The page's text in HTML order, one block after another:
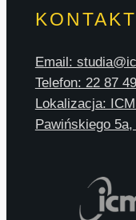
KONTAKT
Email:
Telefon: 22 87
Lokalizacja:
Pawińskiego